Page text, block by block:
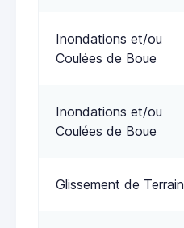
Inondations et/ou
Coulées de Boue
Inondations et/ou
Coulées de Boue
Glissement de Terrain